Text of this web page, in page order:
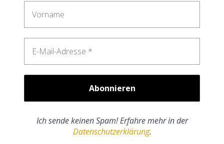
Ich sende keinen Spam! Erfahre mehr in der
Datenschutzerklärung.